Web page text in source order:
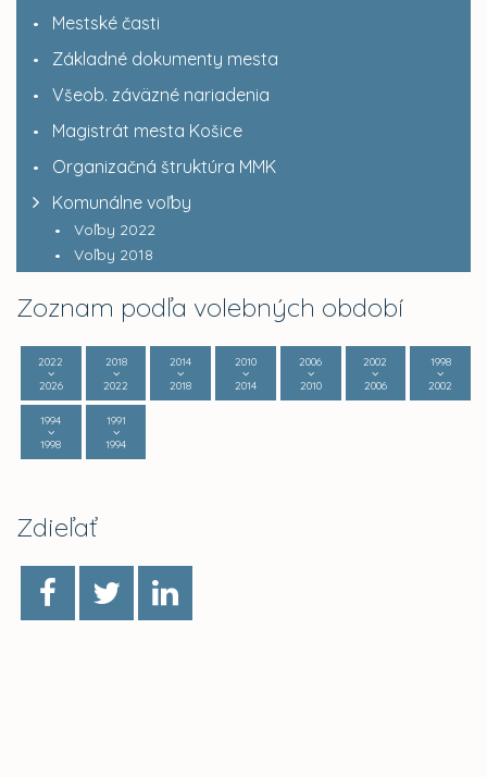
Mestské časti
Základné dokumenty mesta
Všeob. záväzné nariadenia
Magistrát mesta Košice
Organizačná štruktúra MMK
Komunálne voľby
Voľby 2022
Voľby 2018
Zoznam podľa volebných období
2022
2026
2018
2022
2014
2018
2010
2014
2006
2010
2002
2006
1998
2002
1994
1998
1991
1994
Zdieľať